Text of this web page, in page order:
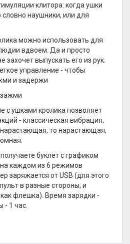
клитора: когда ушки
наушники, или для
можно использовать для
вдвоем. Да и просто
захочет выпускать его из рук.
управление - чтобы
и задержи
с ушками кролика позволяет
- классическая вибрация,
то нарастающая,
буклет с графиком
каждом из 6 режимов
заряжается от USB (для этого
в разные стороны, и
флешка). Время зарядки -
- 1 час.